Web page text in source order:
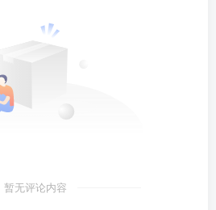
暂无评论内容